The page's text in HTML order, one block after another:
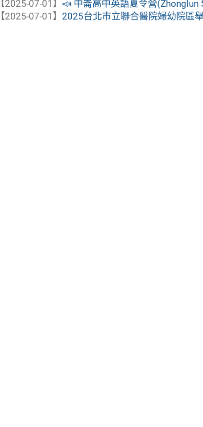
【2025-07-01】 📣 中崙高中英語夏令營(Zhonglun
【2025-07-01】 2025台北市立聯合醫院婦幼院區